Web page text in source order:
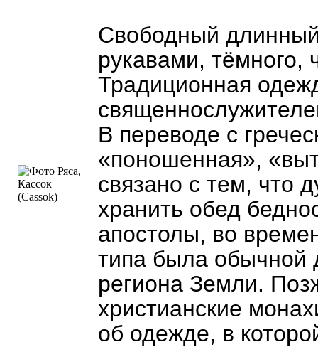
Свободный
рукавами, тёмного,
Традиционная
В переводе с
«поношенная»,
связано с тем, что
хранить обед
апостолы, во
типа была обычной
региона Земли.
христианские
об одежде, в